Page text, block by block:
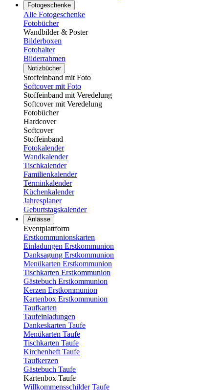
Fotogeschenke
Alle Fotogeschenke
Fotobücher
Wandbilder & Poster
Bilderboxen
Fotohalter
Bilderrahmen
Notizbücher
Stoffeinband mit Foto
Softcover mit Foto
Stoffeinband mit Veredelung
Softcover mit Veredelung
Fotobücher
Hardcover
Softcover
Stoffeinband
Fotokalender
Wandkalender
Tischkalender
Familienkalender
Terminkalender
Küchenkalender
Jahresplaner
Geburtstagskalender
Anlässe
Eventplattform
Erstkommunionskarten
Einladungen Erstkommunion
Danksagung Erstkommunion
Menükarten Erstkommunion
Tischkarten Erstkommunion
Gästebuch Erstkommunion
Kerzen Erstkommunion
Kartenbox Erstkommunion
Taufkarten
Taufeinladungen
Dankeskarten Taufe
Menükarten Taufe
Tischkarten Taufe
Kirchenheft Taufe
Taufkerzen
Gästebuch Taufe
Kartenbox Taufe
Willkommensschilder Taufe